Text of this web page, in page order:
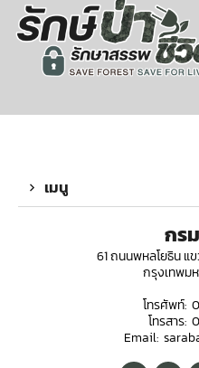
เมนู
กร
61 ถนนพหลโยธิน แ
กรุงเทพม
โทรศัพท์:
โทรสาร:
Email: